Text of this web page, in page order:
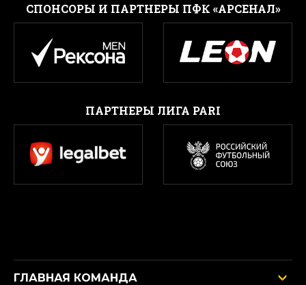
CПОНСОРЫ И ПАРТНЕРЫ ПФК «АРСЕНАЛ»
ПАРТНЕРЫ ЛИГА PARI
ГЛАВНАЯ КОМАНДА